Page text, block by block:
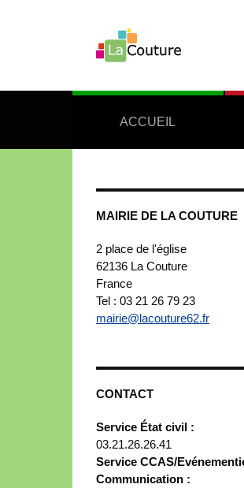
ACCUEIL
MAIRIE DE LA COUTURE
2 place de l'église
62136 La Couture
France
Tel : 03 21 26 79 23
mairie@lacouture62.fr
CONTACT
Service État civil :
03.21.26.26.41
Service CCAS/
Communication :